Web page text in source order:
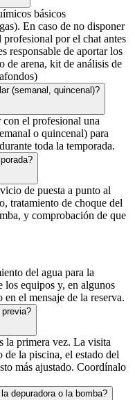
básicos
En caso de no disponer
por el chat antes
responsable de aportar los
de arena, kit de análisis de
(semanal, quincenal)?
con el profesional una
o quincenal) para
toda la temporada.
de puesta a punto al
tratamiento de choque del
y comprobación de que
del agua para la
los equipos y, en algunos
el mensaje de la reserva.
la primera vez. La visita
la piscina, el estado del
más ajustado. Coordínalo
depuradora o la bomba?